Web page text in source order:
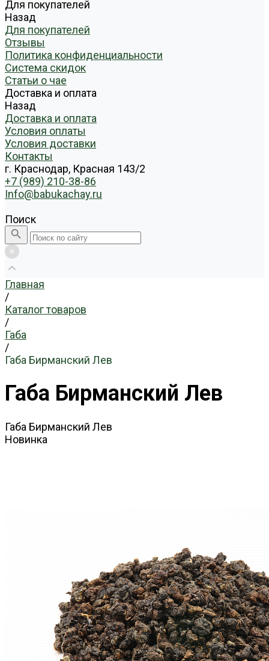
Для покупателей
Назад
Для покупателей
Отзывы
Политика конфиденциальности
Система скидок
Статьи о чае
Доставка и оплата
Назад
Доставка и оплата
Условия оплаты
Условия доставки
Контакты
г. Краснодар, Красная 143/2
+7 (989) 210-38-86
Info@babukachay.ru
Поиск
Главная
/
Каталог товаров
/
Габа
/
Габа Бирманский Лев
Габа Бирманский Лев
Габа Бирманский Лев
Новинка